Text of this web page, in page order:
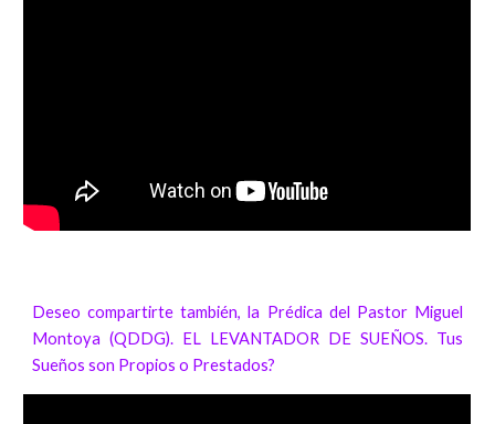
Deseo compartirte también, la Prédica del Pastor Miguel
Montoya (QDDG). EL LEVANTADOR DE SUEÑOS. Tus
Sueños son Propios o Prestados?